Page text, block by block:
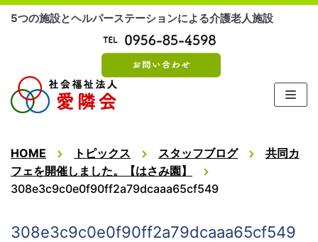
コ
ツ
に
ス
ッ
プ
5つの施設とヘルパーステーションによる介護老人施設
HOME トピックス スタッフブログ
共同カ
フェを開催しました。【はさみ園】
308e3c9c0e0f90ff2a79dcaaa65cf549
308e3c9c0e0f90ff2a79dcaaa65cf549